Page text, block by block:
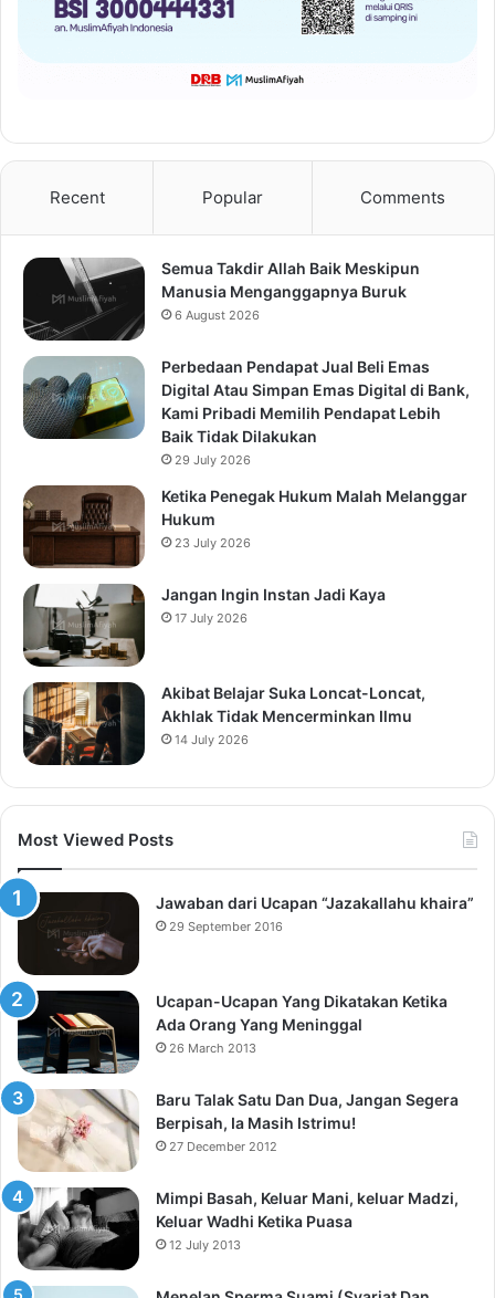
Recent Popular Comments
Semua Takdir Allah Baik Meskipun
Manusia Menganggapnya Buruk
6 August 2026
Perbedaan Pendapat Jual Beli Emas
Digital Atau Simpan Emas Digital di Bank,
Kami Pribadi Memilih Pendapat Lebih
Baik Tidak Dilakukan
29 July 2026
Ketika Penegak Hukum Malah Melanggar
Hukum
23 July 2026
Jangan Ingin Instan Jadi Kaya
17 July 2026
Akibat Belajar Suka Loncat-Loncat,
Akhlak Tidak Mencerminkan Ilmu
14 July 2026
Most Viewed Posts
Jawaban dari Ucapan “Jazakallahu khaira”
29 September 2016
Ucapan-Ucapan Yang Dikatakan Ketika
Ada Orang Yang Meninggal
26 March 2013
Baru Talak Satu Dan Dua, Jangan Segera
Berpisah, Ia Masih Istrimu!
27 December 2012
Mimpi Basah, Keluar Mani, keluar Madzi,
Keluar Wadhi Ketika Puasa
12 July 2013